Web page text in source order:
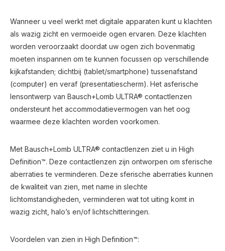
Wanneer u veel werkt met digitale apparaten kunt u klachten
als wazig zicht en vermoeide ogen ervaren. Deze klachten
worden veroorzaakt doordat uw ogen zich bovenmatig
moeten inspannen om te kunnen focussen op verschillende
kijkafstanden; dichtbij (tablet/smartphone) tussenafstand
(computer) en veraf (presentatiescherm). Het asferische
lensontwerp van Bausch+Lomb ULTRA® contactlenzen
ondersteunt het accommodatievermogen van het oog
waarmee deze klachten worden voorkomen.
Met Bausch+Lomb ULTRA® contactlenzen ziet u in High
Definition™. Deze contactlenzen zijn ontworpen om sferische
aberraties te verminderen. Deze sferische aberraties kunnen
de kwaliteit van zien, met name in slechte
lichtomstandigheden, verminderen wat tot uiting komt in
wazig zicht, halo’s en/of lichtschitteringen.
Voordelen van zien in High Definition™: